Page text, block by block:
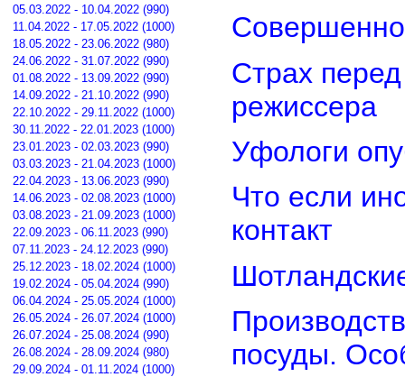
05.03.2022 - 10.04.2022 (990)
11.04.2022 - 17.05.2022 (1000)
18.05.2022 - 23.06.2022 (980)
24.06.2022 - 31.07.2022 (990)
01.08.2022 - 13.09.2022 (990)
14.09.2022 - 21.10.2022 (990)
22.10.2022 - 29.11.2022 (1000)
30.11.2022 - 22.01.2023 (1000)
23.01.2023 - 02.03.2023 (990)
03.03.2023 - 21.04.2023 (1000)
22.04.2023 - 13.06.2023 (990)
14.06.2023 - 02.08.2023 (1000)
03.08.2023 - 21.09.2023 (1000)
22.09.2023 - 06.11.2023 (990)
07.11.2023 - 24.12.2023 (990)
25.12.2023 - 18.02.2024 (1000)
19.02.2024 - 05.04.2024 (990)
06.04.2024 - 25.05.2024 (1000)
26.05.2024 - 26.07.2024 (1000)
26.07.2024 - 25.08.2024 (990)
26.08.2024 - 28.09.2024 (980)
29.09.2024 - 01.11.2024 (1000)
Страх
режиссера
Уфологи
Что если
контакт
посуды.